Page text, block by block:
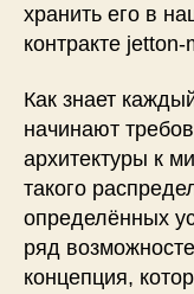
хранить его в
контракте jetton-
Как знает
начинают
архитектуры к
такого
определённых
ряд
концепция,